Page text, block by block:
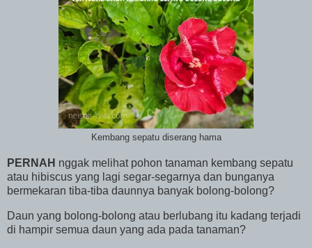
Kembang sepatu diserang hama
PERNAH nggak melihat pohon tanaman kembang sepatu
atau hibiscus yang lagi segar-segarnya dan bunganya
bermekaran tiba-tiba daunnya banyak bolong-bolong?
Daun yang bolong-bolong atau berlubang itu kadang terjadi
di hampir semua daun yang ada pada tanaman?